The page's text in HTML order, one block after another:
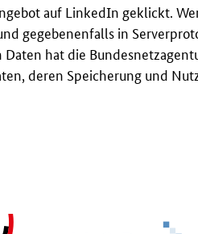
auf LinkedIn geklickt.
gegebenenfalls in
Daten hat die
deren Speicherung und